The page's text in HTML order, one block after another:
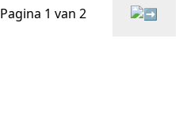
Pagina 1 van 2